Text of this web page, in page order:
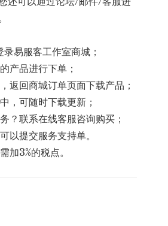
易服客工作室商城；
产品进行下单；
返回商城订单页面下载产品；
，可随时下载更新；
？联系在线客服咨询购买；
以提交服务支持单。
加3%的税点。